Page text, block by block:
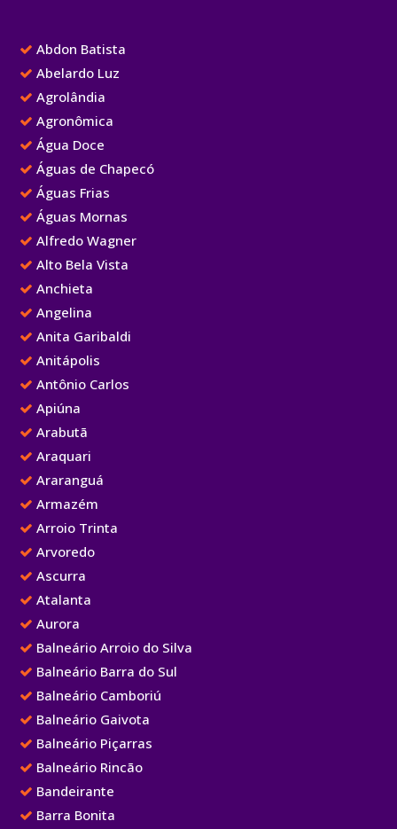
Abdon Batista
Abelardo Luz
Agrolândia
Agronômica
Água Doce
Águas de Chapecó
Águas Frias
Águas Mornas
Alfredo Wagner
Alto Bela Vista
Anchieta
Angelina
Anita Garibaldi
Anitápolis
Antônio Carlos
Apiúna
Arabutã
Araquari
Araranguá
Armazém
Arroio Trinta
Arvoredo
Ascurra
Atalanta
Aurora
Balneário Arroio do Silva
Balneário Barra do Sul
Balneário Camboriú
Balneário Gaivota
Balneário Piçarras
Balneário Rincão
Bandeirante
Barra Bonita